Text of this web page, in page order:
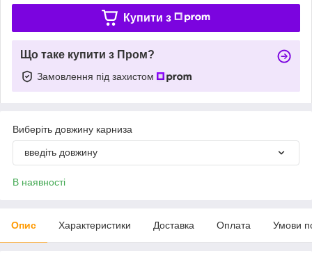
Купити з
Що таке купити з Пром?
Замовлення під захистом
Виберіть довжину карниза
введіть довжину
В наявності
Опис Характеристики Доставка Оплата Умови